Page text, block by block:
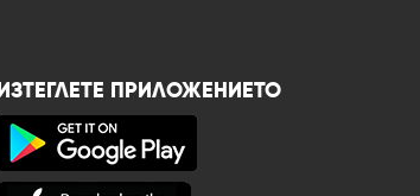
ИЗТЕГЛЕТЕ ПРИЛОЖЕНИЕТО